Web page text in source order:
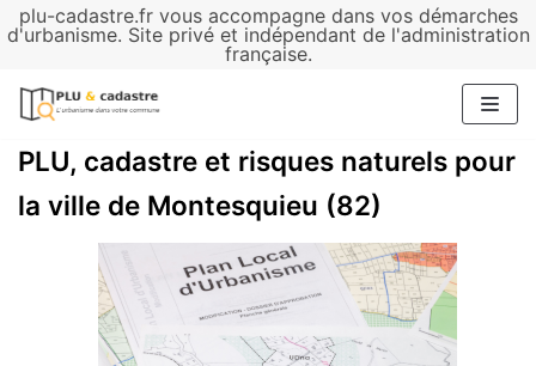
plu-cadastre.fr vous accompagne dans vos démarches
d'urbanisme. Site privé et indépendant de l'administration
française.
Aller
contenu
PLU, cadastre et risques naturels pour
la ville de Montesquieu (82)